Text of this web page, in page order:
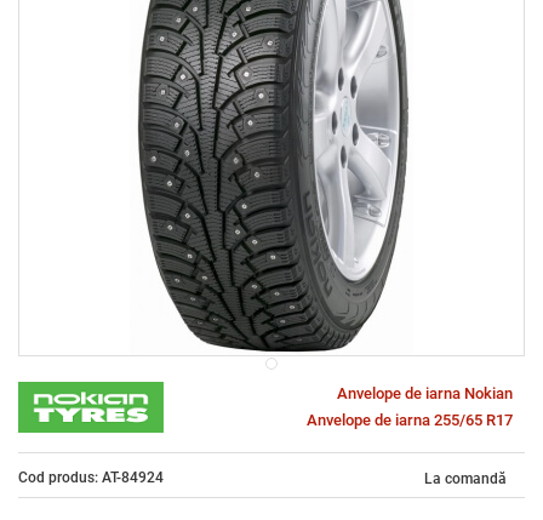
Anvelope de iarna Nokian
Anvelope de iarna 255/65 R17
Cod produs: AT-84924 La comandă